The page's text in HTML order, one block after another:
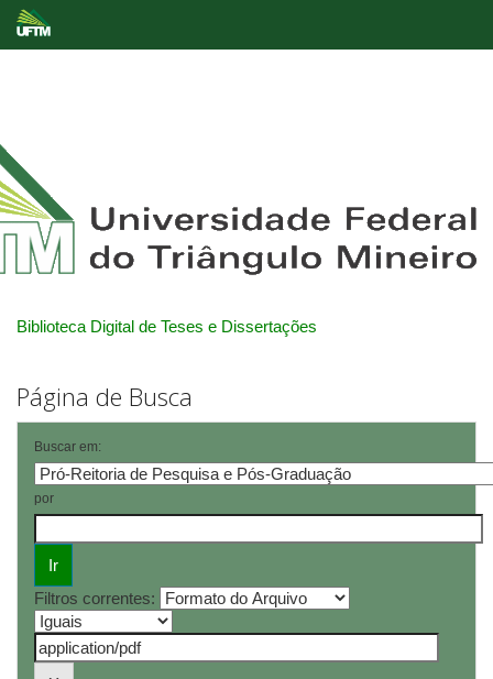
Biblioteca Digital de Teses e Dissertações
Página de Busca
Buscar em:
por
Filtros correntes: